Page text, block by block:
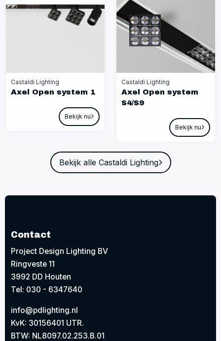
Castaldi Lighting
Axel Open system 1
Bekijk nu
Castaldi Lighting
Axel Open system
S4/S9
Bekijk nu
Bekijk alle Castaldi Lighting
Contact
Project Design Lighting BV
Ringveste 11
3992 DD Houten
Tel: 030 - 6347640
info@pdlighting.nl
KvK: 30156401 UTR.
BTW: NL8097.02.253.B.01